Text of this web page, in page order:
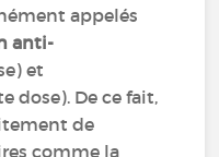
appelés
anti-
et
dose). De ce fait,
de
comme la